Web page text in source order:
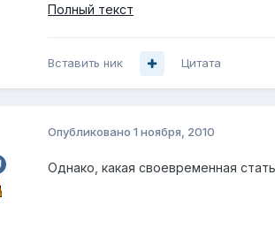
Полный текст
Вставить ник Цитата
Опубликовано 1 ноября, 2010
Однако, какая своевременная